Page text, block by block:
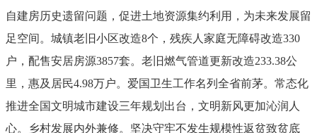
自建房历史遗留问题，促进土地资源集约利用，为未来发展留
足空间。城镇老旧小区改造8个，残疾人家庭无障碍改造330
户，配售安居房源3857套。老旧燃气管道更新改造233.38公
里，惠及居民4.98万户。爱国卫生工作名列全省前茅。常态化
推进全国文明城市建设三年规划出台，文明新风更加沁润人
心。
乡村发展内外兼修。 坚决守牢不发生规模性返贫致贫底